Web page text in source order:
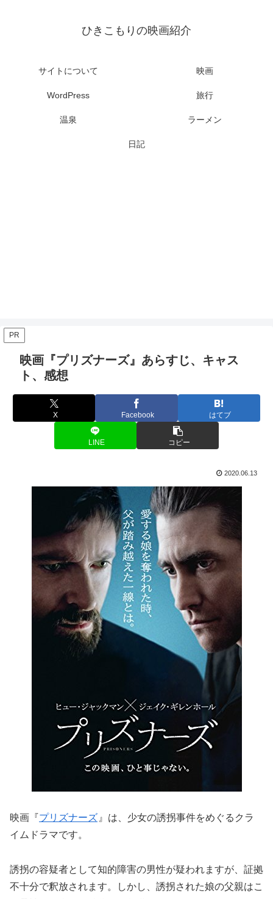
ひきこもりの映画紹介
サイトについて 映画
WordPress 旅行
温泉 ラーメン
日記
PR
映画『プリズナーズ』あらすじ、キャス
ト、感想
X Facebook はてブ
LINE コピー
2020.06.13
映画『プリズナーズ 』は、少女の誘拐事件をめぐるクラ
イムドラマです。
誘拐の容疑者として知的障害の男性が疑われますが、証拠
不十分で釈放されます。しかし、誘拐された娘の父親はこ